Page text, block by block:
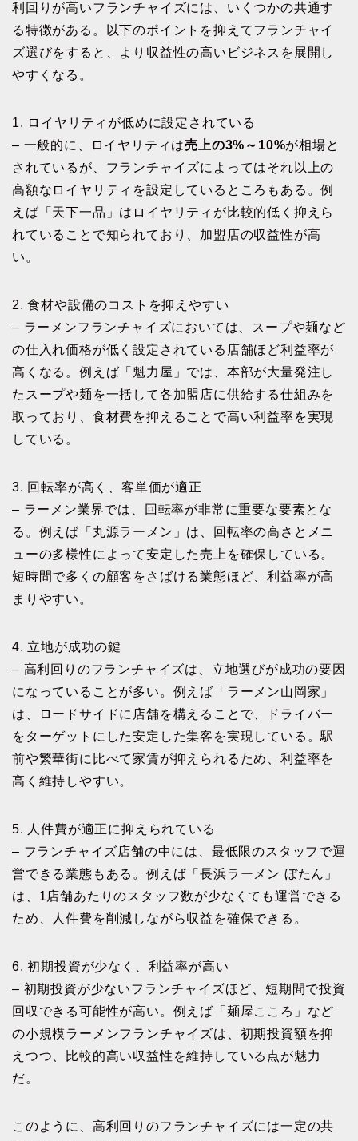
利回りが高いフランチャイズには、いくつかの共通す
る特徴がある。以下のポイントを抑えてフランチャイ
ズ選びをすると、より収益性の高いビジネスを展開し
やすくなる。
1. ロイヤリティが低めに設定されている
– 一般的に、ロイヤリティは売上の3%～10%が相場と
されているが、フランチャイズによってはそれ以上の
高額なロイヤリティを設定しているところもある。例
えば「天下一品」はロイヤリティが比較的低く抑えら
れていることで知られており、加盟店の収益性が高
い。
2. 食材や設備のコストを抑えやすい
– ラーメンフランチャイズにおいては、スープや麺など
の仕入れ価格が低く設定されている店舗ほど利益率が
高くなる。例えば「魁力屋」では、本部が大量発注し
たスープや麺を一括して各加盟店に供給する仕組みを
取っており、食材費を抑えることで高い利益率を実現
している。
3. 回転率が高く、客単価が適正
– ラーメン業界では、回転率が非常に重要な要素とな
る。例えば「丸源ラーメン」は、回転率の高さとメニ
ューの多様性によって安定した売上を確保している。
短時間で多くの顧客をさばける業態ほど、利益率が高
まりやすい。
4. 立地が成功の鍵
– 高利回りのフランチャイズは、立地選びが成功の要因
になっていることが多い。例えば「ラーメン山岡家」
は、ロードサイドに店舗を構えることで、ドライバー
をターゲットにした安定した集客を実現している。駅
前や繁華街に比べて家賃が抑えられるため、利益率を
高く維持しやすい。
5. 人件費が適正に抑えられている
– フランチャイズ店舗の中には、最低限のスタッフで運
営できる業態もある。例えば「長浜ラーメン ぼたん」
は、1店舗あたりのスタッフ数が少なくても運営できる
ため、人件費を削減しながら収益を確保できる。
6. 初期投資が少なく、利益率が高い
– 初期投資が少ないフランチャイズほど、短期間で投資
回収できる可能性が高い。例えば「麺屋こころ」など
の小規模ラーメンフランチャイズは、初期投資額を抑
えつつ、比較的高い収益性を維持している点が魅力
だ。
このように、高利回りのフランチャイズには一定の共